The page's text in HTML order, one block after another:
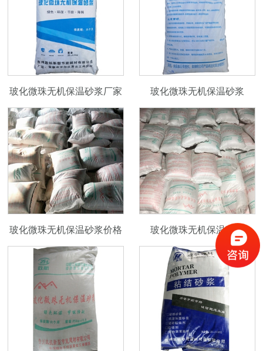
玻化微珠无机保温砂浆厂家 玻化微珠无机保温砂浆
玻化微珠无机保温砂浆价格 玻化微珠无机保温砂浆